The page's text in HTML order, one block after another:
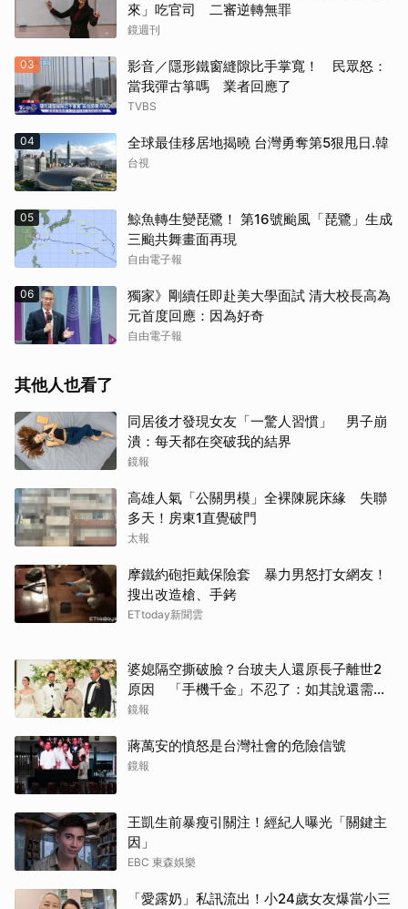
來」吃官司 二審逆轉無罪
鏡週刊
03
影音／隱形鐵窗縫隙比手掌寬！ 民眾怒：
當我彈古箏嗎 業者回應了
TVBS
04 全球最佳移居地揭曉 台灣勇奪第5狠甩日.韓
台視
05
鯨魚轉生變琵鷺！ 第16號颱風「琵鷺」生成
三颱共舞畫面再現
自由電子報
06
獨家》剛續任即赴美大學面試 清大校長高為
元首度回應：因為好奇
自由電子報
其他人也看了
同居後才發現女友「一驚人習慣」 男子崩
潰：每天都在突破我的結界
鏡報
高雄人氣「公關男模」全裸陳屍床緣 失聯
多天！房東1直覺破門
太報
摩鐵約砲拒戴保險套 暴力男怒打女網友！
搜出改造槍、手銬
ETtoday新聞雲
婆媳隔空撕破臉？台玻夫人還原長子離世2
原因 「手機千金」不忍了：如其說還需要
離開嗎？
鏡報
蔣萬安的憤怒是台灣社會的危險信號
鏡報
王凱生前暴瘦引關注！經紀人曝光「關鍵主
因」
EBC 東森娛樂
「愛露奶」私訊流出！小24歲女友爆當小三